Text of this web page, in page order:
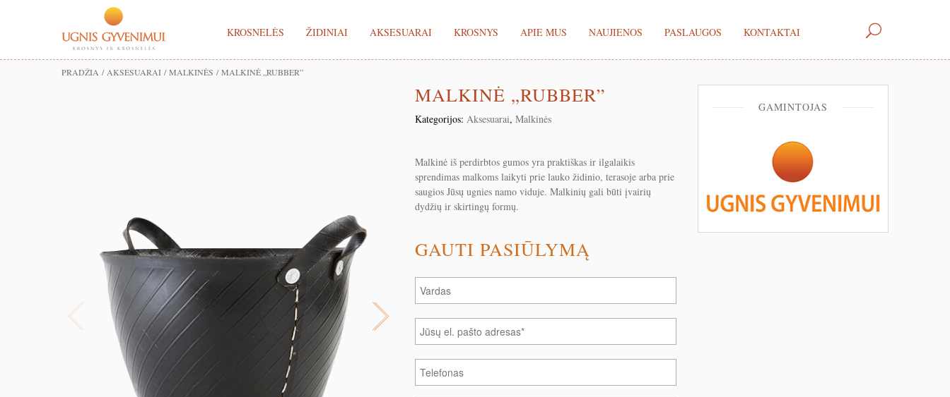
KROSNELĖS ŽIDINIAI AKSESUARAI KROSNYS APIE MUS NAUJIENOS PASLAUGOS KONTAKTAI
PRADŽIA / AKSESUARAI /MALKINĖS / MALKINĖ „RUBBER”
MALKINĖ „RUBBER”
Kategorijos: Aksesuarai, Malkinės
Malkinė iš perdirbtos gumos yra praktiškas ir ilgalaikis
sprendimas malkoms laikyti prie lauko židinio, terasoje arba prie
saugios Jūsų ugnies namo viduje. Malkinių gali būti įvairių
dydžių ir skirtingų formų.
GAUTI PASIŪLYMĄ
GAMINTOJAS